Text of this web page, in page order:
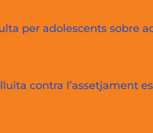
per adolescents sobre
contra l’assetjament